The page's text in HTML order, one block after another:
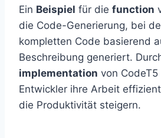
Ein Beispiel für die function
die Code-Generierung, bei
kompletten Code basierend
Beschreibung generiert.
implementation von CodeT5
Entwickler ihre Arbeit
die Produktivität steigern.